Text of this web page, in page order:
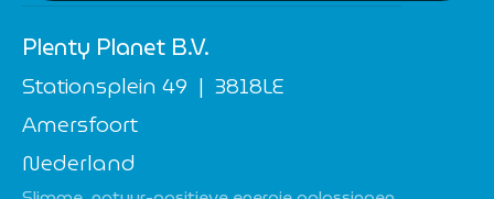
Plenty Planet B.V.
Stationsplein 49 | 3818LE
Amersfoort
Nederland